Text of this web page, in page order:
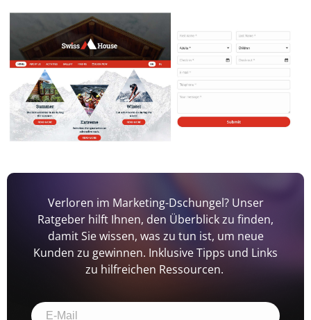
Verloren im Marketing-Dschungel? Unser
Ratgeber hilft Ihnen, den Überblick zu finden,
damit Sie wissen, was zu tun ist, um neue
Kunden zu gewinnen. Inklusive Tipps und Links
zu hilfreichen Ressourcen.